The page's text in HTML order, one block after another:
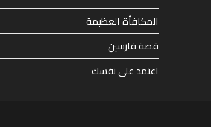
المكافأة العظيمة
قصة فارسين
اعتمد على نفسك